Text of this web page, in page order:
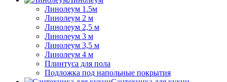
Линолеум 1.5м
Линолеум 2 м
Линолеум 2,5 м
Линолеум 3 м
Линолеум 3,5 м
Линолеум 4 м
Плинтуса для пола
Подложка под напольные покрытия